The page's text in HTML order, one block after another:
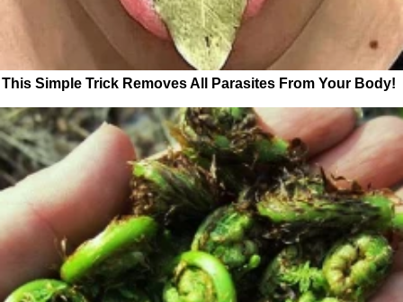
This Simple Trick Removes All Parasites From Your Body!